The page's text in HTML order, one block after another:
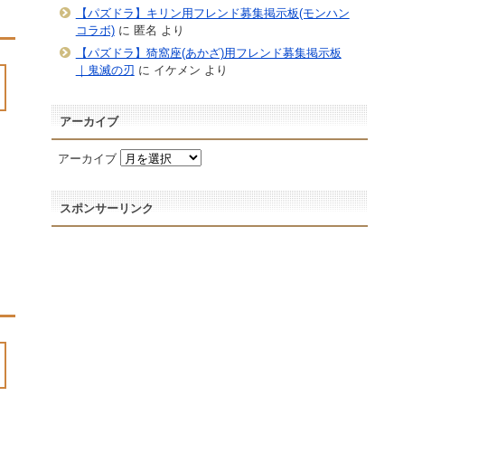
【パズドラ】キリン用フレンド募集掲示板(モンハン
コラボ)に 匿名 より
【パズドラ】猗窩座(あかざ)用フレンド募集掲示板
｜鬼滅の刃 に イケメン より
アーカイブ
アーカイブ
スポンサーリンク